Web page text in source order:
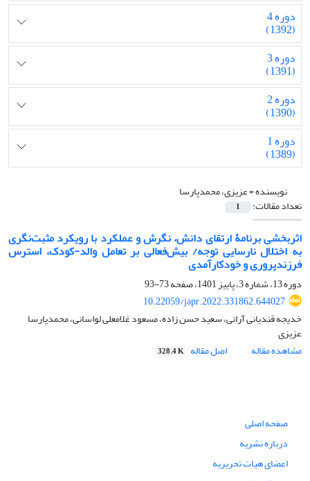
دوره 4
(1392)
دوره 3
(1391)
دوره 2
(1390)
دوره 1
(1389)
نویسنده =عزیزی، محمدپارسا
تعداد مقالات: 1
اثربخشی برنامۀ ارتقای دانش، نگرش و عملکرد با رویکرد مثبت‌نگری
به اختلال نارسایی توجه/ بیش‌فعالی بر تعامل والد-کودک، استرس
فرزندپروری و خودکارآمدی
دوره 13، شماره 3، پاییز 1401، صفحه
73-93
10.22059/japr.2022.331862.644027
خدیجه قندیانی آرانی، سعید حسن زاده، مسعود غلامعلی لواسانی، محمدپارسا
عزیزی
مشاهده مقاله
اصل مقاله 328.4 K
صفحه اصلی
درباره نشریه
اعضای هیات تحریریه